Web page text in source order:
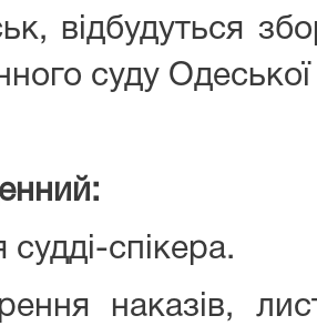
відбудуться
суду Одеської
спікера.
наказів,